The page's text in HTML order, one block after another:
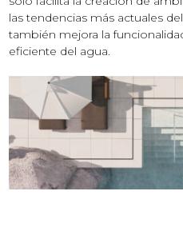
las tendencias más actuales
también mejora la
eficiente del agua.